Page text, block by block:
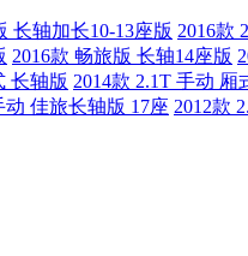
长轴加长10-13座版 2016款
2016款 畅旅版 长轴14座版
长轴版 2014款 2.1T 手动 厢
动 佳旅长轴版 17座 2012款